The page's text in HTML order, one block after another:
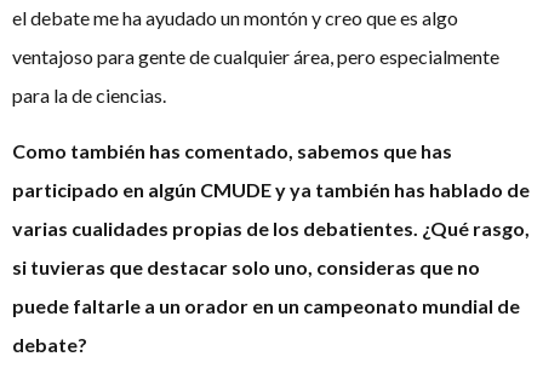
el debate me ha ayudado un montón y creo que es algo
ventajoso para gente de cualquier área, pero especialmente
para la de ciencias.
Como también has comentado, sabemos que has
participado en algún CMUDE y ya también has hablado de
varias cualidades propias de los debatientes. ¿Qué rasgo,
si tuvieras que destacar solo uno, consideras que no
puede faltarle a un orador en un campeonato mundial de
debate?